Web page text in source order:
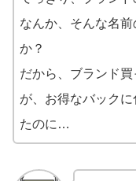
なんか、そんな名
か？
だから、ブランド
が、お得なバック
たのに…